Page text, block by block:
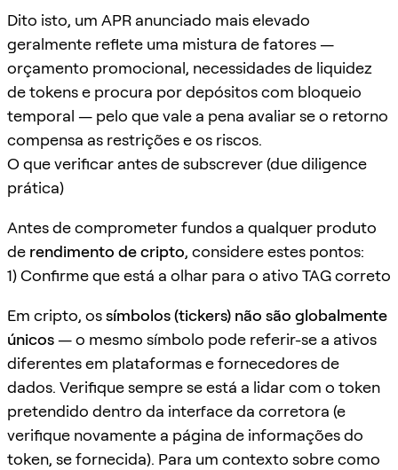
Dito isto, um APR anunciado mais elevado
geralmente reflete uma mistura de fatores —
orçamento promocional, necessidades de liquidez
de tokens e procura por depósitos com bloqueio
temporal — pelo que vale a pena avaliar se o retorno
compensa as restrições e os riscos.
O que verificar antes de subscrever (due diligence
prática)
Antes de comprometer fundos a qualquer produto
de rendimento de cripto, considere estes pontos:
1) Confirme que está a olhar para o ativo TAG correto
Em cripto, ossímbolos (tickers) não são globalmente
únicos— o mesmo símbolo pode referir-se a ativos
diferentes em plataformas e fornecedores de
dados. Verifique sempre se está a lidar com o token
pretendido dentro da interface da corretora (e
verifique novamente a página de informações do
token, se fornecida). Para um contexto sobre como